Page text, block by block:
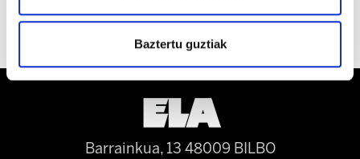
Baztertu guztiak
Barrainkua, 13 48009 BILBO